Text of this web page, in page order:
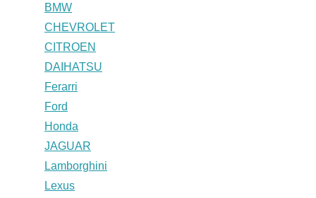
BMW
CHEVROLET
CITROEN
DAIHATSU
Ferarri
Ford
Honda
JAGUAR
Lamborghini
Lexus